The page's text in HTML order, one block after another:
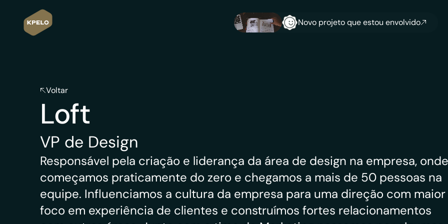
Novo projeto que estou envolvido
Voltar
Loft
VP de Design
Responsável pela criação e liderança da área de design na empresa, onde
começamos praticamente do zero e chegamos a mais de 50 pessoas na
equipe. Influenciamos a cultura da empresa para uma direção com maior
foco em experiência de clientes e construímos fortes relacionamentos